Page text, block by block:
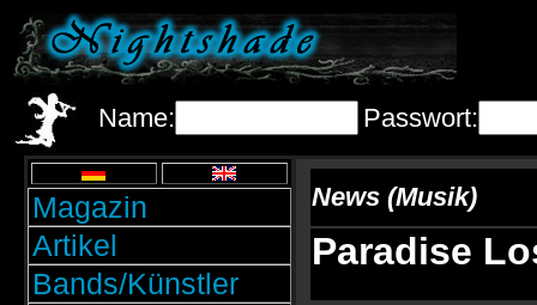
Name: Passwort:
Magazin
Artikel
Bands/Künstler
News (Musik)
Paradise